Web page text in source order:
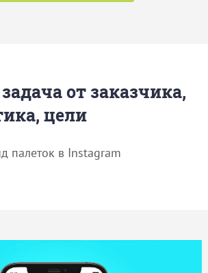
от заказчика,
цели
палеток в Instagram